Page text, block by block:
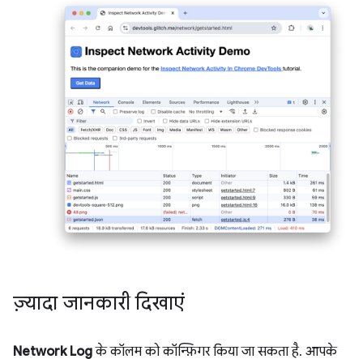
ज़्यादा जानकारी दिखाएं
Network Logके कॉलम को कॉन्फ़िगर किया जा सकता है. आपके